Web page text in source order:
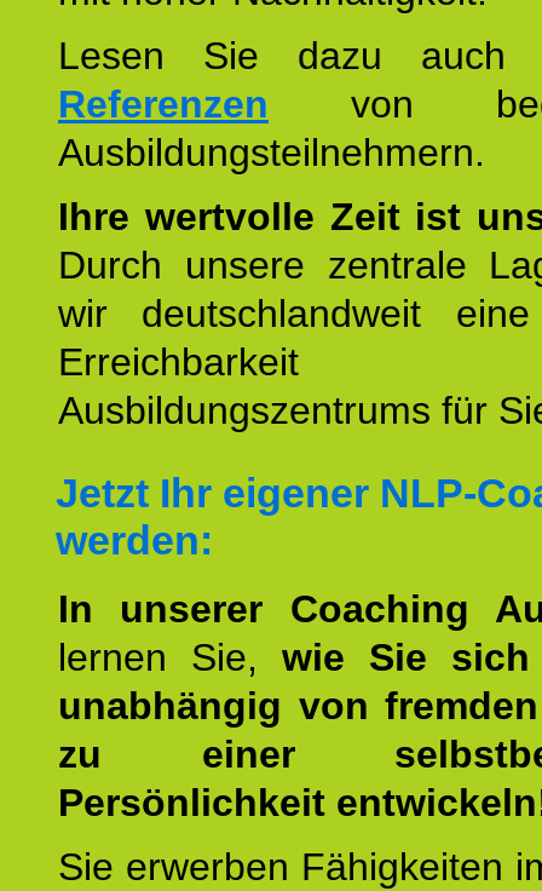
Lesen Sie dazu
Referenzen von
Ausbildungsteilnehmern.
Ihre wertvolle Zeit ist
Durch unsere zentrale
wir deutschlandweit
Erreichbarkeit
Ausbildungszentrums für
Jetzt Ihr eigener NLP-
werden:
In unserer Coaching
lernen Sie, wie Sie
unabhängig von
zu einer
Persönlichkeit
Sie erwerben Fähigkeiten